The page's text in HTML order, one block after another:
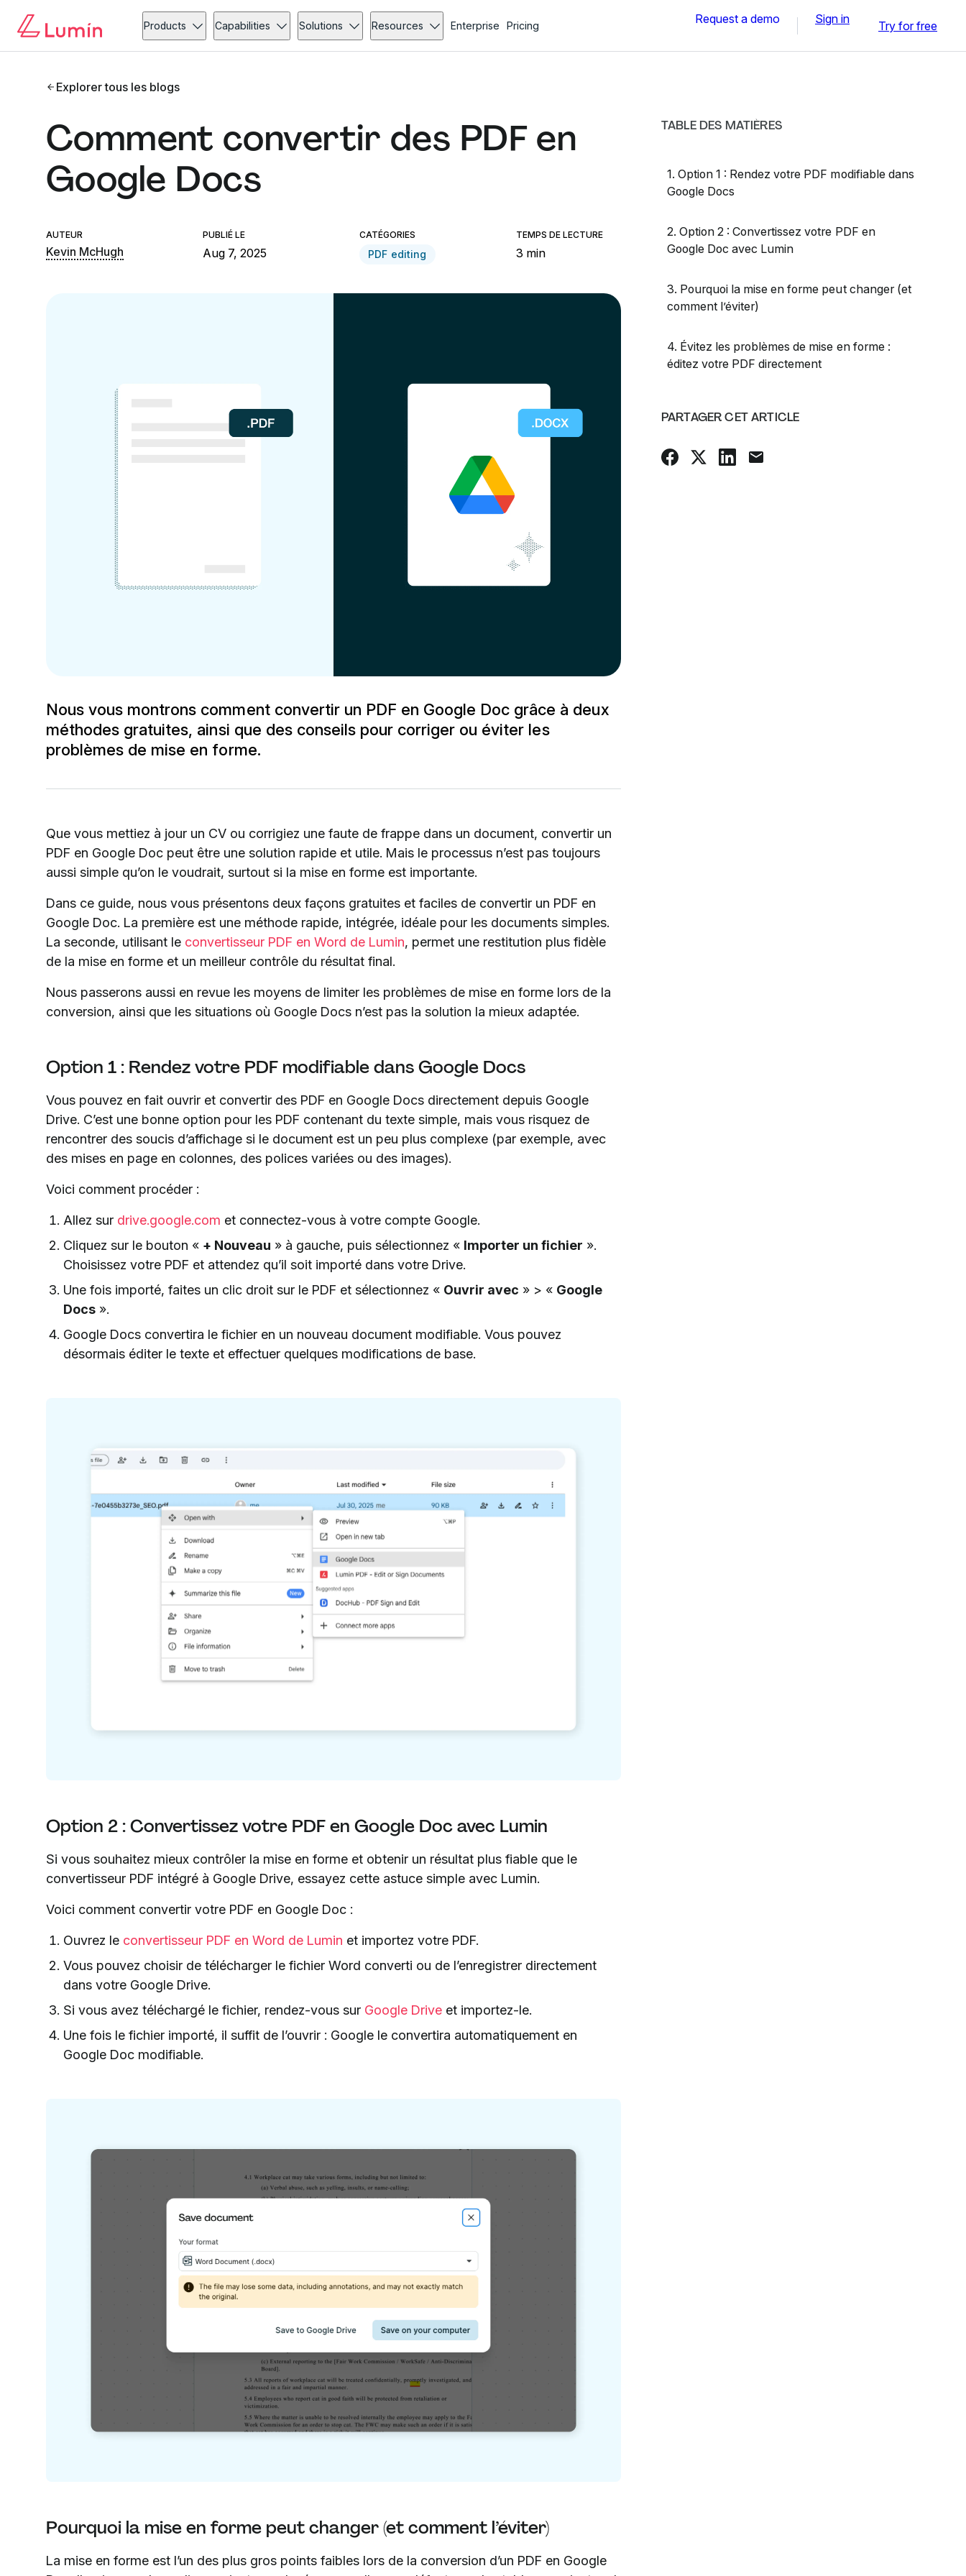
Products Capabilities Solutions Resources Enterprise Pricing Request a demo Sign in Try for free
Explorer tous les blogs
Comment convertir des PDF en
Google Docs
AUTEUR
Kevin McHugh
PUBLIÉ LE
Aug 7, 2025
CATÉGORIES
PDF editing
TEMPS DE LECTURE
3 min
Nous vous montrons comment convertir un PDF en Google Doc grâce à deux
méthodes gratuites, ainsi que des conseils pour corriger ou éviter les
problèmes de mise en forme.
TABLE DES MATIÈRES
1. Option 1 : Rendez votre PDF modifiable dans
Google Docs
2. Option 2 : Convertissez votre PDF en
Google Doc avec Lumin
3. Pourquoi la mise en forme peut changer (et
comment l’éviter)
4. Évitez les problèmes de mise en forme :
éditez votre PDF directement
PARTAGER CET ARTICLE
Que vous mettiez à jour un CV ou corrigiez une faute de frappe dans un document, convertir un
PDF en Google Doc peut être une solution rapide et utile. Mais le processus n’est pas toujours
aussi simple qu’on le voudrait, surtout si la mise en forme est importante.
Dans ce guide, nous vous présentons deux façons gratuites et faciles de convertir un PDF en
Google Doc. La première est une méthode rapide, intégrée, idéale pour les documents simples.
La seconde, utilisant le convertisseur PDF en Word de Lumin, permet une restitution plus fidèle
de la mise en forme et un meilleur contrôle du résultat final.
Nous passerons aussi en revue les moyens de limiter les problèmes de mise en forme lors de la
conversion, ainsi que les situations où Google Docs n’est pas la solution la mieux adaptée.
Option 1 : Rendez votre PDF modifiable dans Google Docs
Vous pouvez en fait ouvrir et convertir des PDF en Google Docs directement depuis Google
Drive. C’est une bonne option pour les PDF contenant du texte simple, mais vous risquez de
rencontrer des soucis d’affichage si le document est un peu plus complexe (par exemple, avec
des mises en page en colonnes, des polices variées ou des images).
Voici comment procéder :
Allez sur drive.google.com et connectez-vous à votre compte Google.
Cliquez sur le bouton « + Nouveau » à gauche, puis sélectionnez « Importer un fichier ».
Choisissez votre PDF et attendez qu’il soit importé dans votre Drive.
Une fois importé, faites un clic droit sur le PDF et sélectionnez « Ouvrir avec » > « Google
Docs ».
Google Docs convertira le fichier en un nouveau document modifiable. Vous pouvez
désormais éditer le texte et effectuer quelques modifications de base.
Option 2 : Convertissez votre PDF en Google Doc avec Lumin
Si vous souhaitez mieux contrôler la mise en forme et obtenir un résultat plus fiable que le
convertisseur PDF intégré à Google Drive, essayez cette astuce simple avec Lumin.
Voici comment convertir votre PDF en Google Doc :
Ouvrez le convertisseur PDF en Word de Lumin et importez votre PDF.
Vous pouvez choisir de télécharger le fichier Word converti ou de l’enregistrer directement
dans votre Google Drive.
Si vous avez téléchargé le fichier, rendez-vous sur Google Drive et importez-le.
Une fois le fichier importé, il suffit de l’ouvrir : Google le convertira automatiquement en
Google Doc modifiable.
Pourquoi la mise en forme peut changer (et comment l’éviter)
La mise en forme est l’un des plus gros points faibles lors de la conversion d’un PDF en Google